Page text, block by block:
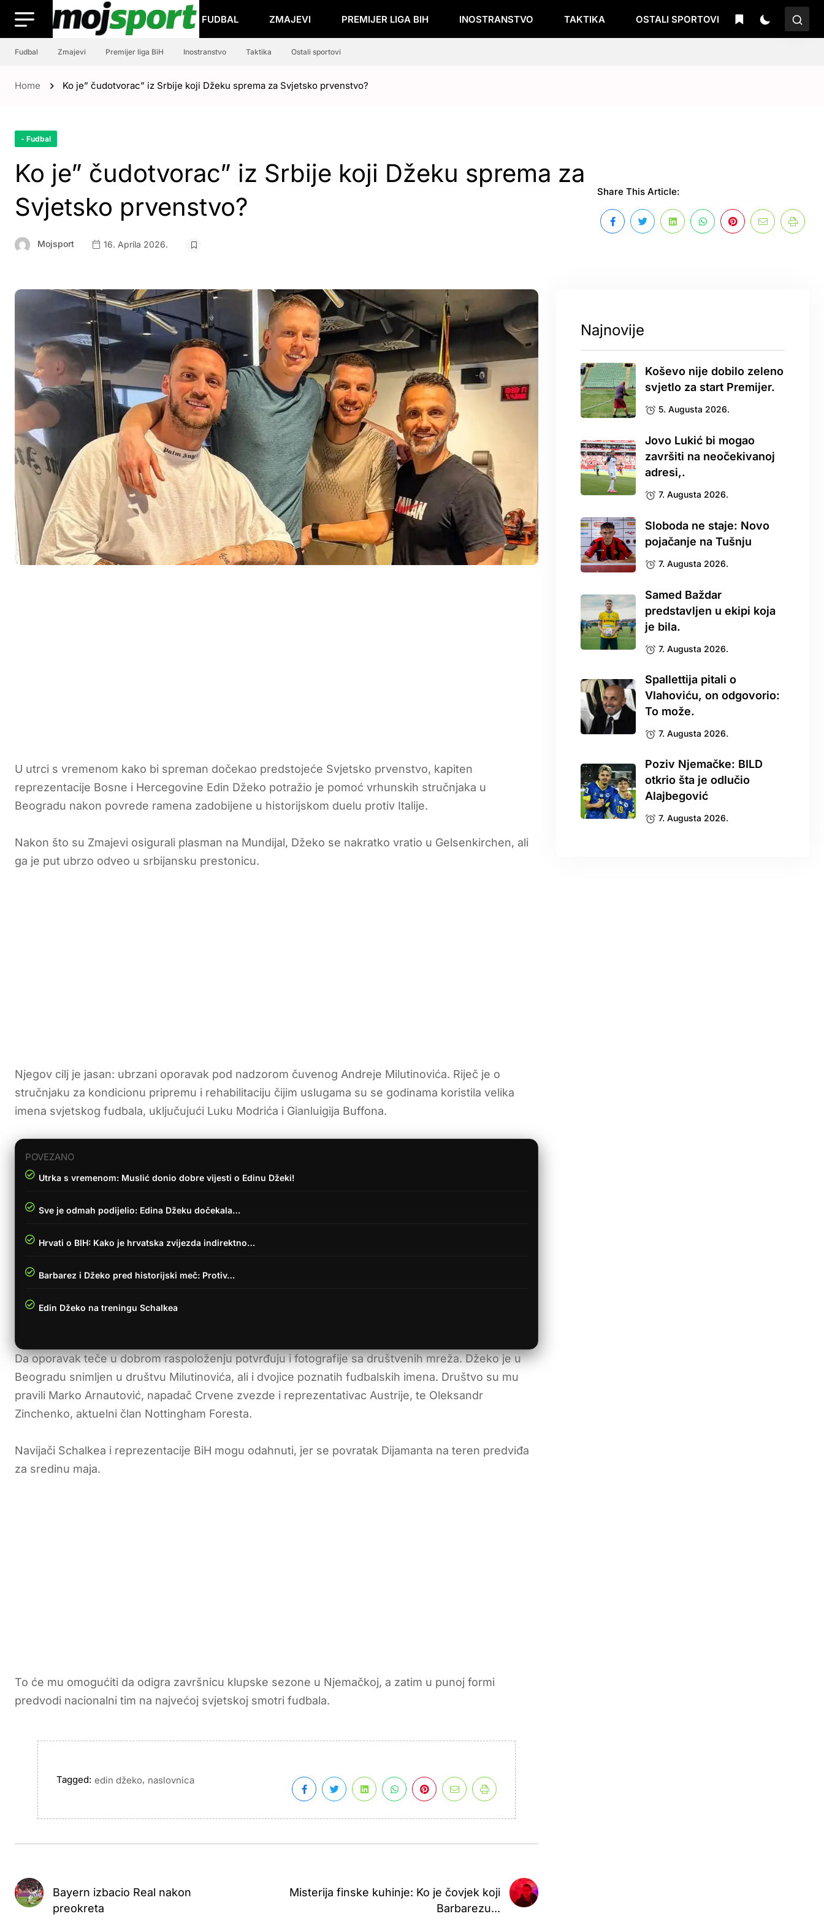
FUDBAL ZMAJEVI PREMIJER LIGA BIH INOSTRANSTVO TAKTIKA OSTALI SPORTOVI
Fudbal Zmajevi Premijer liga BiH Inostranstvo Taktika Ostali sportovi
Home Ko je” čudotvorac” iz Srbije koji Džeku sprema za Svjetsko prvenstvo?
- Fudbal
Ko je” čudotvorac” iz Srbije koji Džeku sprema za
Svjetsko prvenstvo?
Mojsport 16. Aprila 2026.
Share This Article:
U utrci s vremenom kako bi spreman dočekao predstojeće Svjetsko prvenstvo, kapiten
reprezentacije Bosne i Hercegovine Edin Džeko potražio je pomoć vrhunskih stručnjaka u
Beogradu nakon povrede ramena zadobijene u historijskom duelu protiv Italije.
Nakon što su Zmajevi osigurali plasman na Mundijal, Džeko se nakratko vratio u Gelsenkirchen, ali
ga je put ubrzo odveo u srbijansku prestonicu.
Njegov cilj je jasan: ubrzani oporavak pod nadzorom čuvenog Andreje Milutinovića. Riječ je o
stručnjaku za kondicionu pripremu i rehabilitaciju čijim uslugama su se godinama koristila velika
imena svjetskog fudbala, uključujući Luku Modrića i Gianluigija Buffona.
POVEZANO
Utrka s vremenom: Muslić donio dobre vijesti o Edinu Džeki!
Sve je odmah podijelio: Edina Džeku dočekala…
Hrvati o BIH: Kako je hrvatska zvijezda indirektno…
Barbarez i Džeko pred historijski meč: Protiv…
Edin Džeko na treningu Schalkea
Da oporavak teče u dobrom raspoloženju potvrđuju i fotografije sa društvenih mreža. Džeko je u
Beogradu snimljen u društvu Milutinovića, ali i dvojice poznatih fudbalskih imena. Društvo su mu
pravili Marko Arnautović, napadač Crvene zvezde i reprezentativac Austrije, te Oleksandr
Zinchenko, aktuelni član Nottingham Foresta.
Navijači Schalkea i reprezentacije BiH mogu odahnuti, jer se povratak Dijamanta na teren predviđa
za sredinu maja.
To će mu omogućiti da odigra završnicu klupske sezone u Njemačkoj, a zatim u punoj formi
predvodi nacionalni tim na najvećoj svjetskoj smotri fudbala.
Tagged: edin džeko, naslovnica
Bayern izbacio Real nakon
preokreta
Misterija finske kuhinje: Ko je čovjek koji
Barbarezu...
Najnovije
Koševo nije dobilo zeleno
svjetlo za start Premijer.
5. Augusta 2026.
Jovo Lukić bi mogao
završiti na neočekivanoj
adresi,.
7. Augusta 2026.
Sloboda ne staje: Novo
pojačanje na Tušnju
7. Augusta 2026.
Samed Baždar
predstavljen u ekipi koja
je bila.
7. Augusta 2026.
Spallettija pitali o
Vlahoviću, on odgovorio:
To može.
7. Augusta 2026.
Poziv Njemačke: BILD
otkrio šta je odlučio
Alajbegović
7. Augusta 2026.